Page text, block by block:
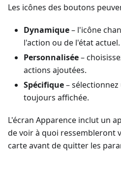
Les icônes des boutons
Dynamique– l'icône
l'action ou de l'état actuel.
Personnalisée–
actions ajoutées.
Spécifique–
toujours affichée.
L'écran Apparence inclut un
de voir à quoi ressembleront
carte avant de quitter les